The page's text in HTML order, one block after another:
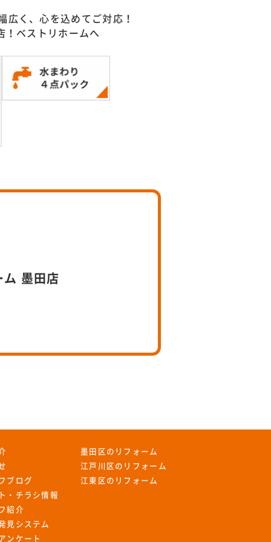
広く、心を込めてご対応！
！ベストリホームへ
墨田店
ブログ
・チラシ情報
紹介
見システム
ンケート
墨田区のリフォーム
江戸川区のリフォーム
江東区のリフォーム